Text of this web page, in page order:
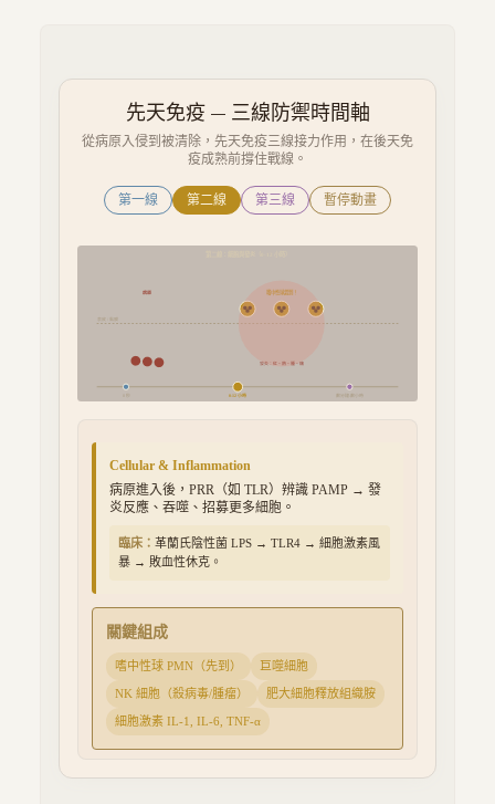
先天免疫 — 三線防禦時間軸
從病原入侵到被清除，先天免疫三線接力作用，在後天免
疫成熟前撐住戰線。
第一線 第二線 第三線 暫停動畫
表皮 / 黏膜
病原 嗜中性球趕到！
發炎：紅、熱、腫、痛
0 秒 0-12 小時 數分鐘-數小時
Cellular & Inflammation
病原進入後，PRR（如 TLR）辨識 PAMP → 發
炎反應、吞噬、招募更多細胞。
臨床： 革蘭氏陰性菌 LPS → TLR4 → 細胞激素風
暴 → 敗血性休克。
關鍵組成
嗜中性球 PMN（先到） 巨噬細胞
NK 細胞（殺病毒/腫瘤） 肥大細胞釋放組織胺
細胞激素 IL-1, IL-6, TNF-α